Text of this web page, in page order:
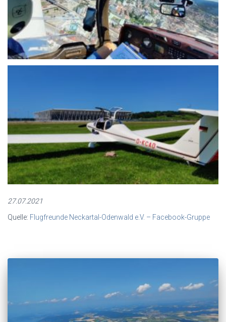
27.07.2021
Quelle: Flugfreunde Neckartal-Odenwald e.V. – Facebook-Gruppe